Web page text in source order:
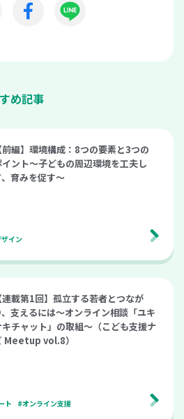
め記事
前編】環境構成：8つの要素と3つの
イント〜子どもの周辺環境を工夫し
育みを促す〜
イン
連載第1回】孤立する若者とつなが
、支えるには～オンライン相談「ユキ
チャット」の取組～（こども支援ナ
Meetup vol.8）
ト #オンライン支援